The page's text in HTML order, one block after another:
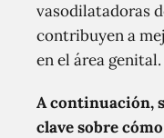
vasodilatadoras
contribuyen a
en el área genital.
A continuación,
clave sobre